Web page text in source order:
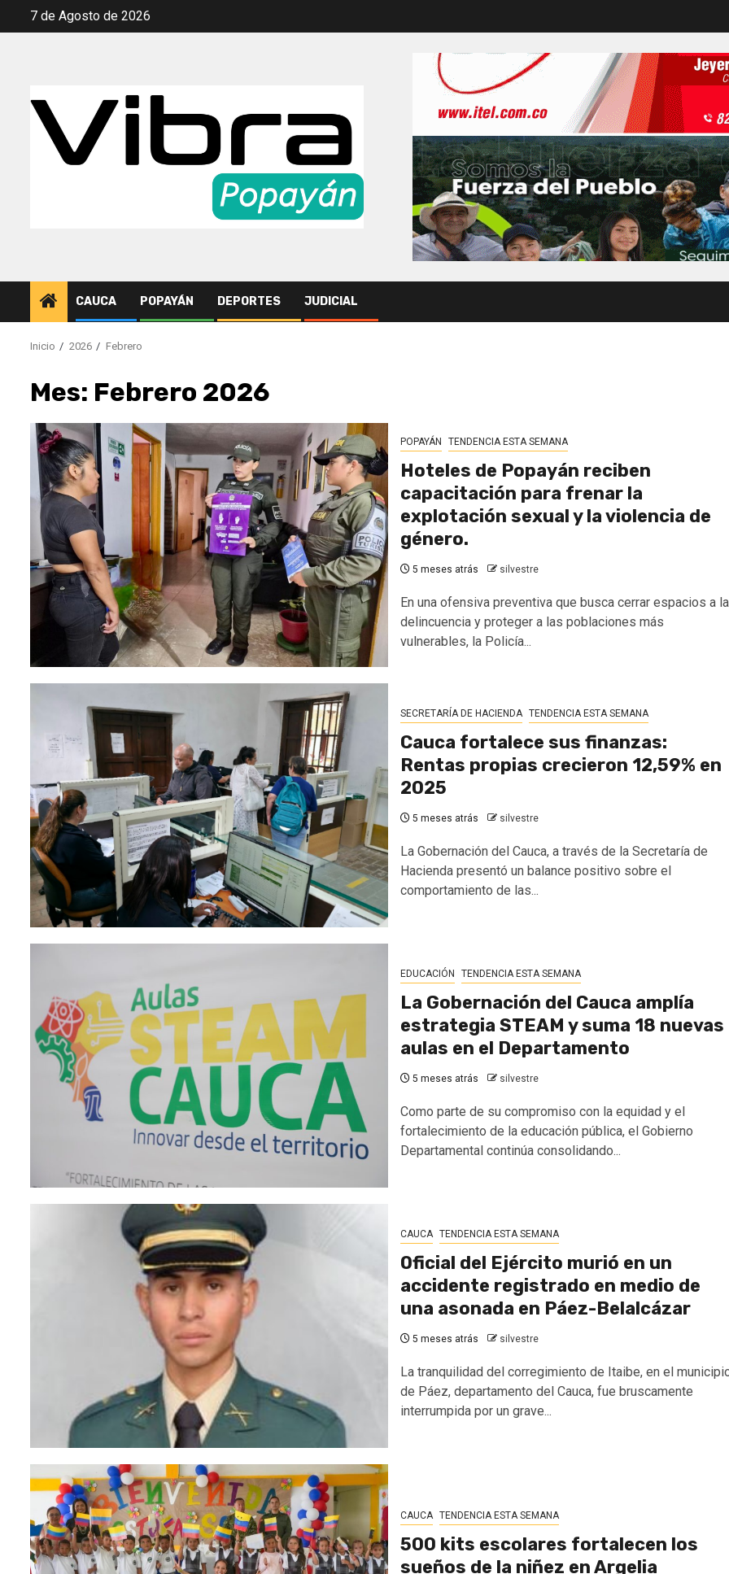
Saltar7 de Agosto de 2026
CAUCA POPAYÁN DEPORTES JUDICIAL
Inicio 2026 Febrero
Mes: Febrero 2026
POPAYÁN TENDENCIA ESTA SEMANA
Hoteles de Popayán reciben
capacitación para frenar la
explotación sexual y la violencia de
género.
5 meses atrás silvestre
En una ofensiva preventiva que busca cerrar espacios a la
delincuencia y proteger a las poblaciones más
vulnerables, la Policía...
SECRETARÍA DE HACIENDA TENDENCIA ESTA SEMANA
Cauca fortalece sus finanzas:
Rentas propias crecieron 12,59% en
2025
5 meses atrás silvestre
La Gobernación del Cauca, a través de la Secretaría de
Hacienda presentó un balance positivo sobre el
comportamiento de las...
EDUCACIÓN TENDENCIA ESTA SEMANA
La Gobernación del Cauca amplía
estrategia STEAM y suma 18 nuevas
aulas en el Departamento
5 meses atrás silvestre
Como parte de su compromiso con la equidad y el
fortalecimiento de la educación pública, el Gobierno
Departamental continúa consolidando...
CAUCA TENDENCIA ESTA SEMANA
Oficial del Ejército murió en un
accidente registrado en medio de
una asonada en Páez-Belalcázar
5 meses atrás silvestre
La tranquilidad del corregimiento de Itaibe, en el
de Páez, departamento del Cauca, fue bruscamente
interrumpida por un grave...
CAUCA TENDENCIA ESTA SEMANA
500 kits escolares fortalecen los
sueños de la niñez en Argelia